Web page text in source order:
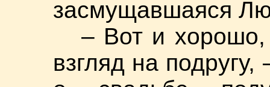
засмущавшаяся
– Вот и
взгляд на